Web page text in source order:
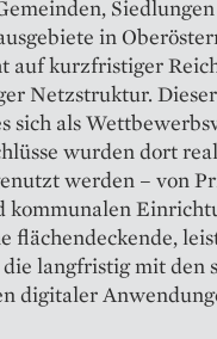
in
auf kurzfristiger
Netzstruktur.
sich als
wurden dort
werden – von
kommunalen
flächendeckende,
langfristig mit den
digitaler